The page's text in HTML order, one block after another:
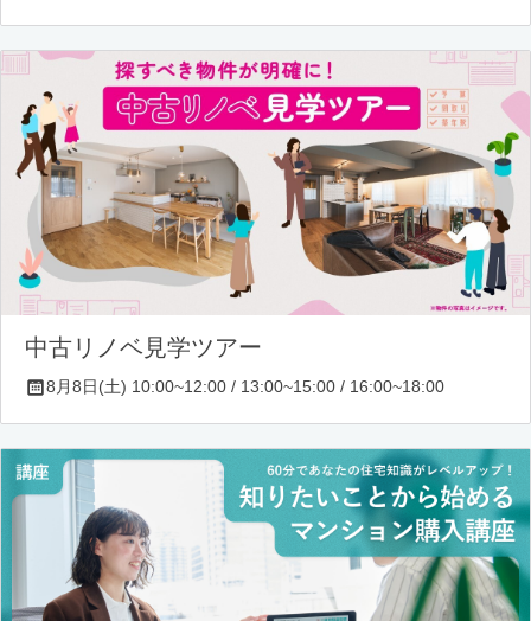
中古リノベ見学ツアー
8月8日(土) 10:00~12:00 / 13:00~15:00 / 16:00~18:00